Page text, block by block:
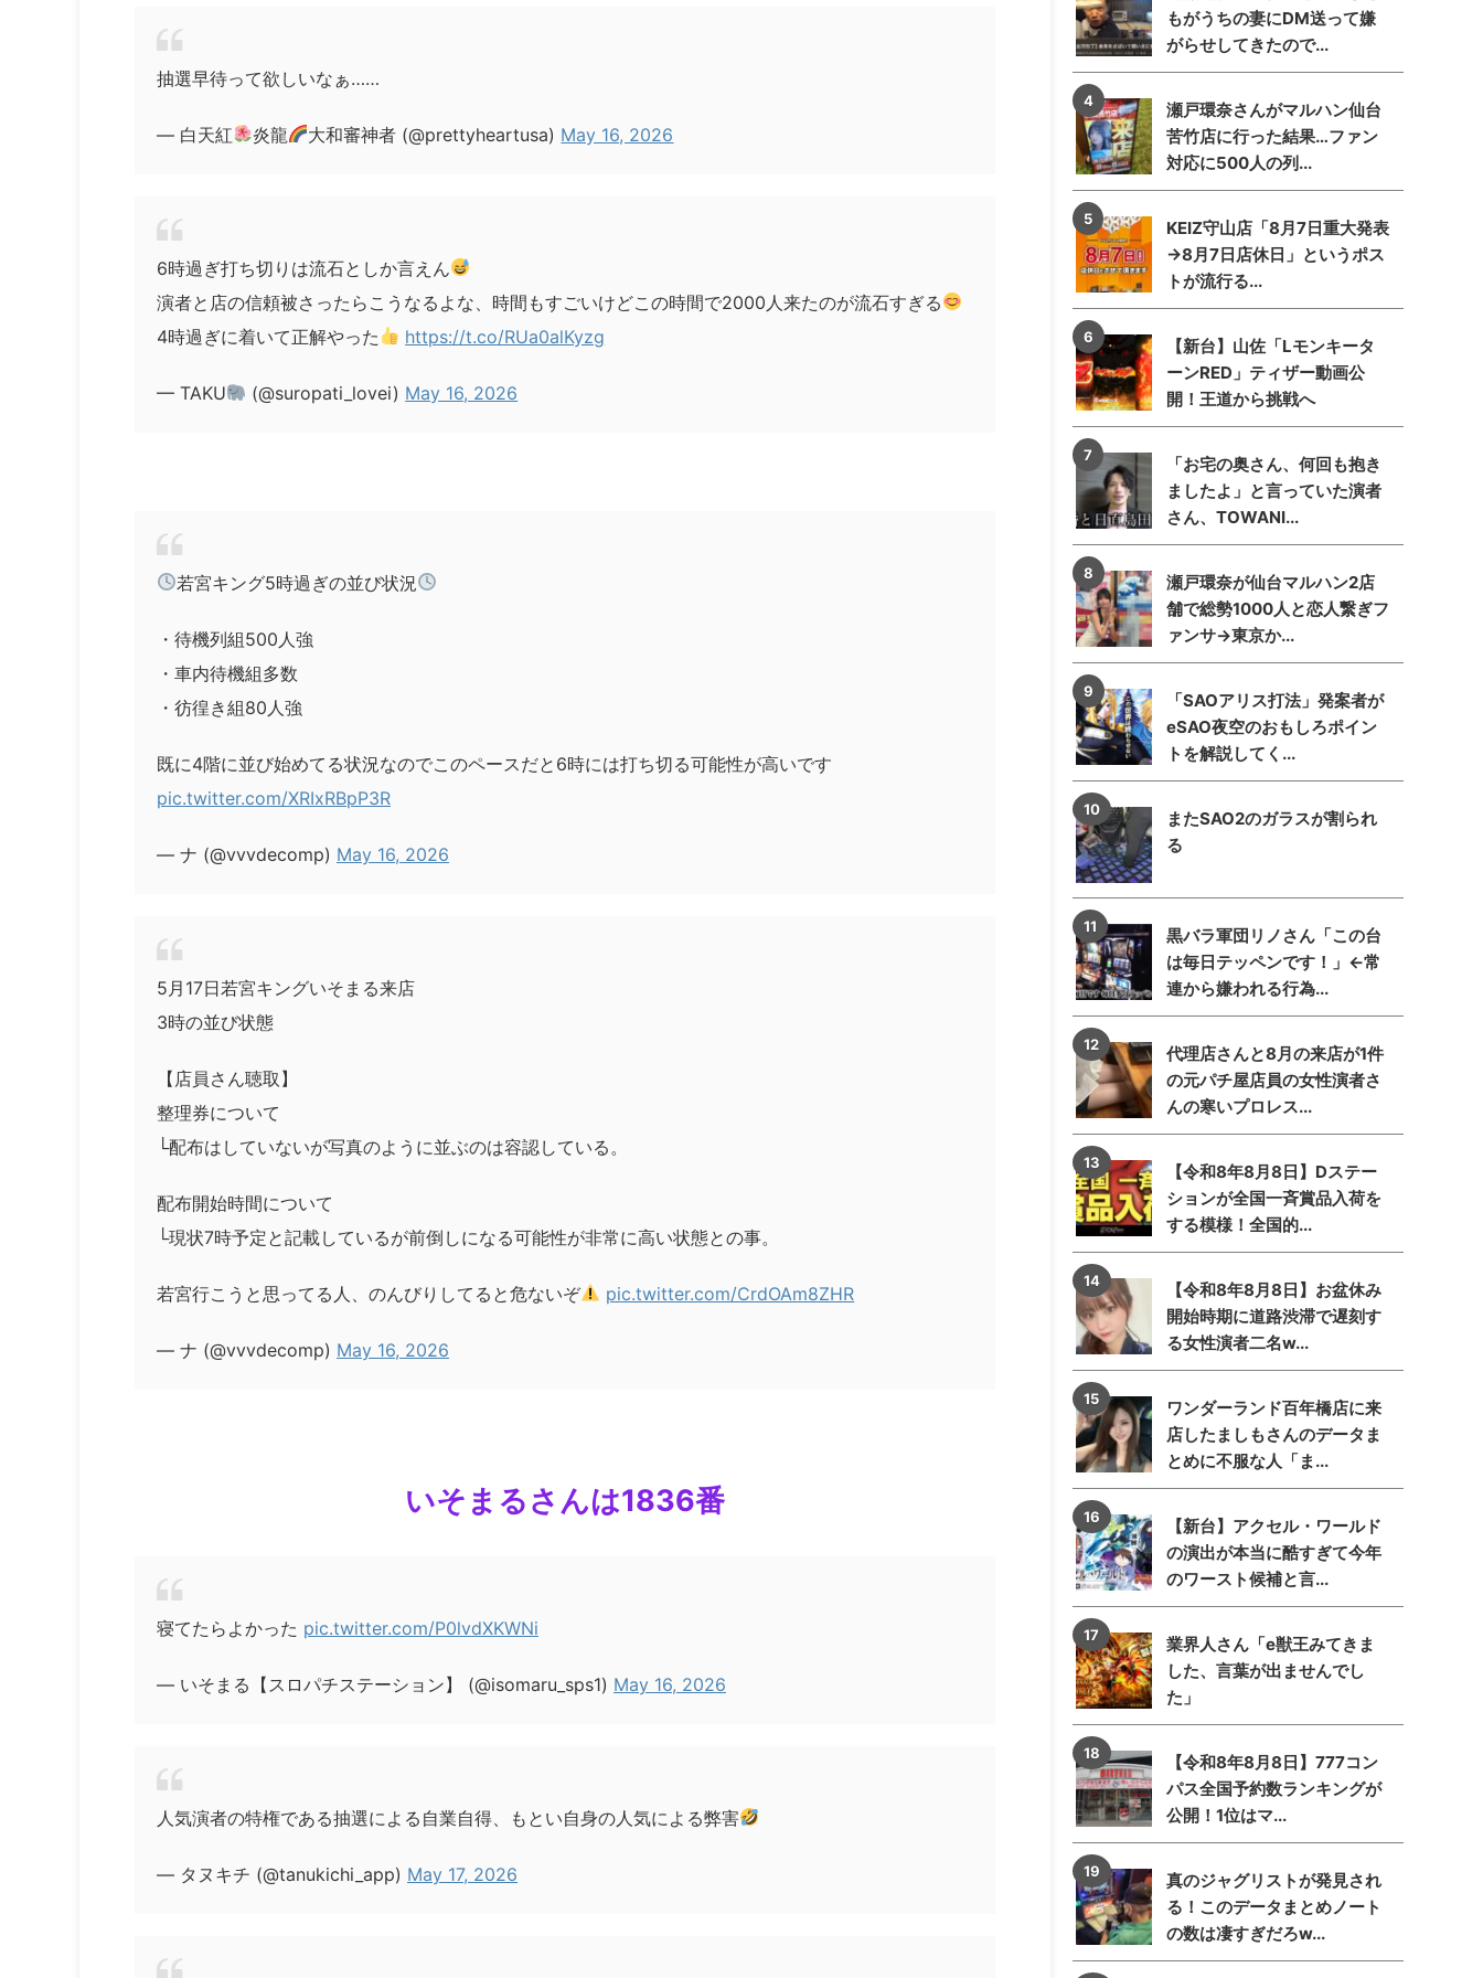
抽選早待って欲しいなぁ……
— 白天紅 炎龍 大和審神者 (@prettyheartusa) May 16, 2026
6時過ぎ打ち切りは流石としか言えん
演者と店の信頼被さったらこうなるよな、時間もすごいけどこの時間で2000人来たのが流石すぎる
4時過ぎに着いて正解やった
https://t.co/RUa0alKyzg
— TAKU (@suropati_lovei) May 16, 2026
若宮キング5時過ぎの並び状況
・待機列組500人強
・車内待機組多数
・彷徨き組80人強
既に4階に並び始めてる状況なのでこのペースだと6時には打ち切る可能性が高いです
pic.twitter.com/XRIxRBpP3R
— ナ (@vvvdecomp) May 16, 2026
5月17日若宮キングいそまる来店
3時の並び状態
【店員さん聴取】
整理券について
└配布はしていないが写真のように並ぶのは容認している。
配布開始時間について
└現状7時予定と記載しているが前倒しになる可能性が非常に高い状態との事。
若宮行こうと思ってる人、のんびりしてると危ないぞ pic.twitter.com/CrdOAm8ZHR
— ナ (@vvvdecomp) May 16, 2026
いそまるさんは1836番
寝てたらよかった pic.twitter.com/P0lvdXKWNi
— いそまる【スロパチステーション】 (@isomaru_sps1) May 16, 2026
人気演者の特権である抽選による自業自得、もとい自身の人気による弊害
— タヌキチ (@tanukichi_app) May 17, 2026
もがうちの妻にDM送って嫌
がらせしてきたので...
瀬戸環奈さんがマルハン仙台
苦竹店に行った結果…ファン
対応に500人の列...
KEIZ守山店「8月7日重大発表
→8月7日店休日」というポス
トが流行る...
【新台】山佐「Lモンキータ
ーンRED」ティザー動画公
開！王道から挑戦へ
「お宅の奥さん、何回も抱き
ましたよ」と言っていた演者
さん、TOWANI...
瀬戸環奈が仙台マルハン2店
舗で総勢1000人と恋人繋ぎフ
ァンサ→東京か...
「SAOアリス打法」発案者が
eSAO夜空のおもしろポイン
トを解説してく...
またSAO2のガラスが割られ
る
黒バラ軍団リノさん「この台
は毎日テッペンです！」←常
連から嫌われる行為...
代理店さんと8月の来店が1件
の元パチ屋店員の女性演者さ
んの寒いプロレス...
【令和8年8月8日】Dステー
ションが全国一斉賞品入荷を
する模様！全国的...
【令和8年8月8日】お盆休み
開始時期に道路渋滞で遅刻す
る女性演者二名w...
ワンダーランド百年橋店に来
店したましもさんのデータま
とめに不服な人「ま...
【新台】アクセル・ワールド
の演出が本当に酷すぎて今年
のワースト候補と言...
業界人さん「e獣王みてきま
した、言葉が出ませんでし
た」
【令和8年8月8日】777コン
パス全国予約数ランキングが
公開！1位はマ...
真のジャグリストが発見され
る！このデータまとめノート
の数は凄すぎだろw...